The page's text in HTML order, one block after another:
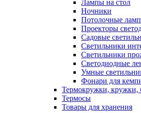
Лампы на стол
Ночники
Потолочные
Проекторы
Садовые
Светильники
Светильники
Светодиодные
Умные
Фонари для
Термокружки, кружки,
Термосы
Товары для хранения